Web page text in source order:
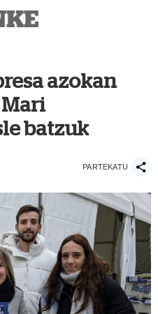
azokan
batzuk
PARTEKATU